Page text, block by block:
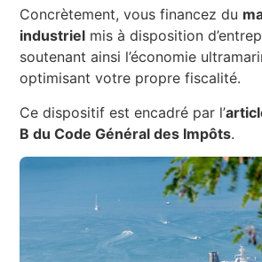
Concrètement, vous financez du
industriel mis à disposition
soutenant ainsi l’économie
optimisant votre propre fiscalité.
Ce dispositif est encadré par l’
B du Code Général des Impôts.